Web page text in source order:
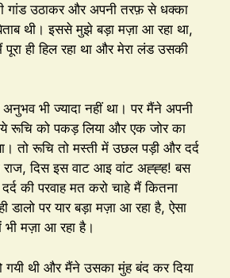
गांड उठाकर और अपनी तरफ़ से धक्का
थी। इससे मुझे बड़ा मज़ा आ रहा था,
ही हिल रहा था और मेरा लंड उसकी
अनुभव भी ज्यादा नहीं था। पर मैंने अपनी
रूचि को पकड़ लिया और एक जोर का
तो रूचि तो मस्ती में उछल पड़ी और दर्द
दिस इस वाट आइ वांट अह्ह्ह! बस
की परवाह मत करो चाहे मैं कितना
डालो पर यार बड़ा मज़ा आ रहा है, ऐसा
भी मज़ा आ रहा है।
गयी थी और मैंने उसका मुंह बंद कर दिया